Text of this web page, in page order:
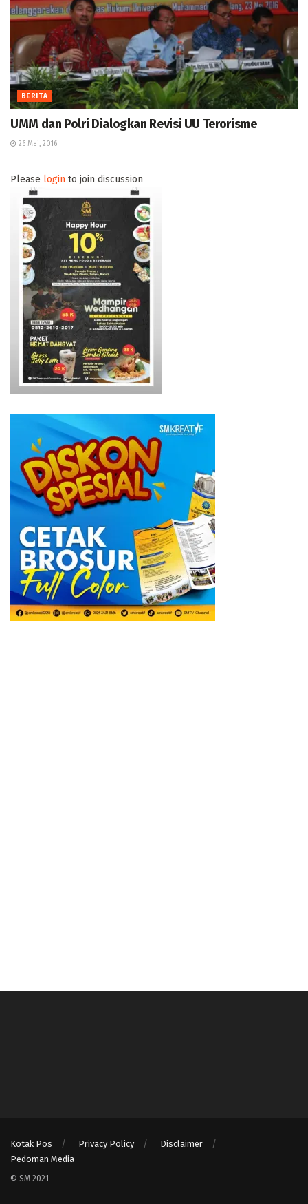
BERITA
UMM dan Polri Dialogkan Revisi UU Terorisme
26 Mei, 2016
Please login to join discussion
Kotak Pos Privacy Policy
Disclaimer
Pedoman Media
© SM 2021